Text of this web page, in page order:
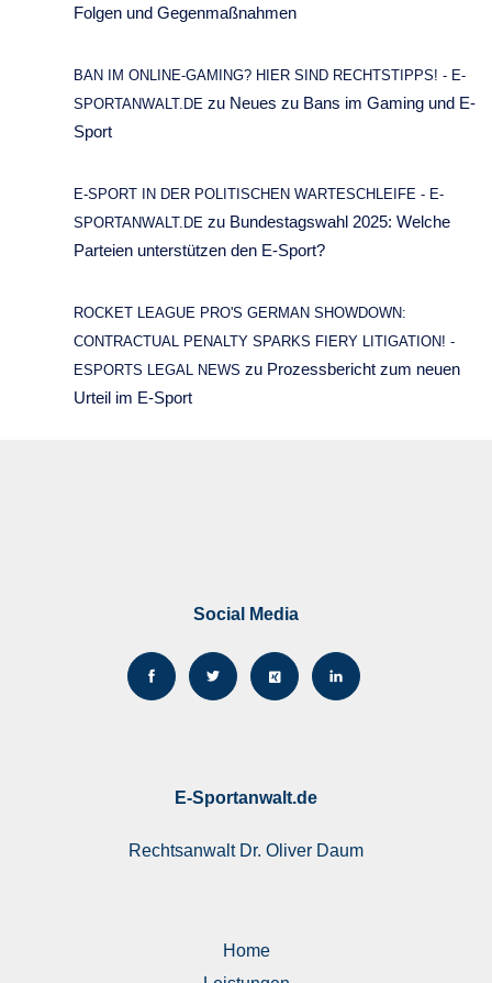
Folgen und Gegenmaßnahmen
BAN IM ONLINE-GAMING? HIER SIND RECHTSTIPPS! - E-
SPORTANWALT.DE zu Neues zu Bans im Gaming und E-
Sport
E-SPORT IN DER POLITISCHEN WARTESCHLEIFE - E-
SPORTANWALT.DE zu Bundestagswahl 2025: Welche
Parteien unterstützen den E-Sport?
ROCKET LEAGUE PRO'S GERMAN SHOWDOWN:
CONTRACTUAL PENALTY SPARKS FIERY LITIGATION! -
ESPORTS LEGAL NEWS zu Prozessbericht zum neuen
Urteil im E-Sport
Social Media
E-Sportanwalt.de
RechtsanwaltDr. Oliver Daum
Home